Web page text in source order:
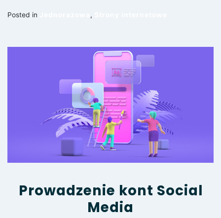
Posted in ,
Prowadzenie kont Social
Media